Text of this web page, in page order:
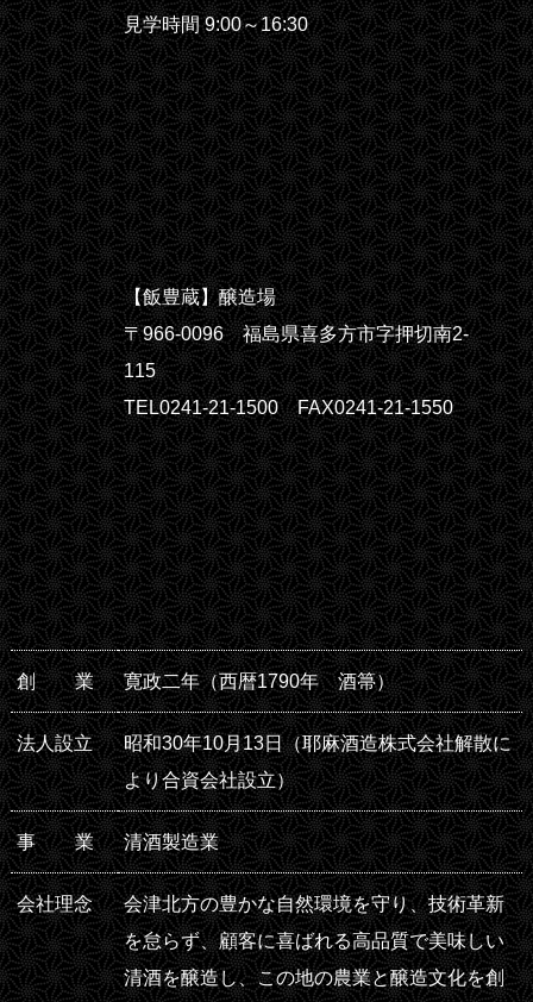
見学時間 9:00～16:30
【飯豊蔵】醸造場
〒966-0096 福島県喜多方市字押切南2-
115
TEL0241-21-1500 FAX0241-21-1550
創業 寛政二年（西暦1790年 酒箒）
法人設立
昭和30年10月13日（耶麻酒造株式会社解散に
より合資会社設立）
事業 清酒製造業
会社理念
会津北方の豊かな自然環境を守り、技術革新
を怠らず、顧客に喜ばれる高品質で美味しい
清酒を醸造し、この地の農業と醸造文化を創